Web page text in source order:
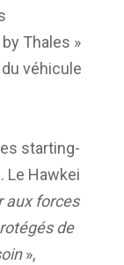
Thales »
véhicule
starting-
Le Hawkei
aux forces
de
»,